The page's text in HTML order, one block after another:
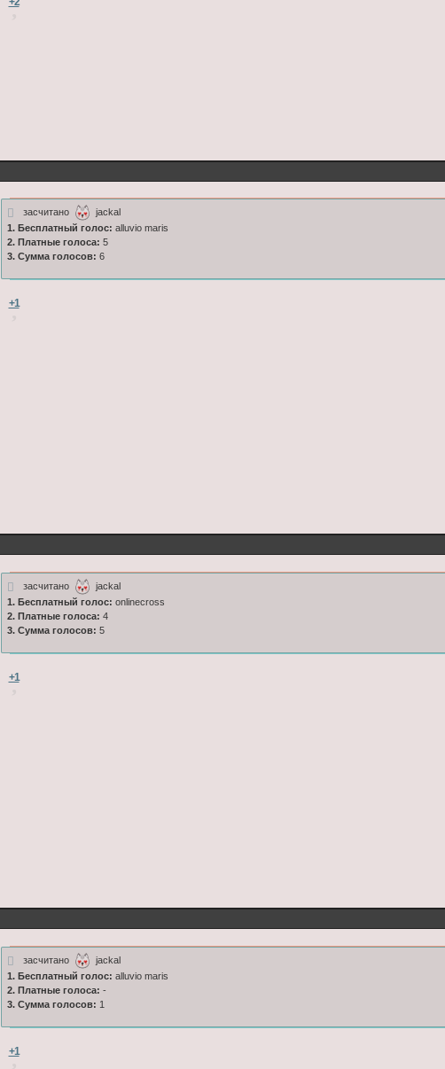
засчитано
jackal
1. Бесплатный голос: alluvio maris
2. Платные голоса: 5
3. Сумма голосов: 6
+1
засчитано
jackal
1. Бесплатный голос: onlinecross
2. Платные голоса: 4
3. Сумма голосов: 5
+1
засчитано
jackal
1. Бесплатный голос: alluvio maris
2. Платные голоса: -
3. Сумма голосов: 1
+1